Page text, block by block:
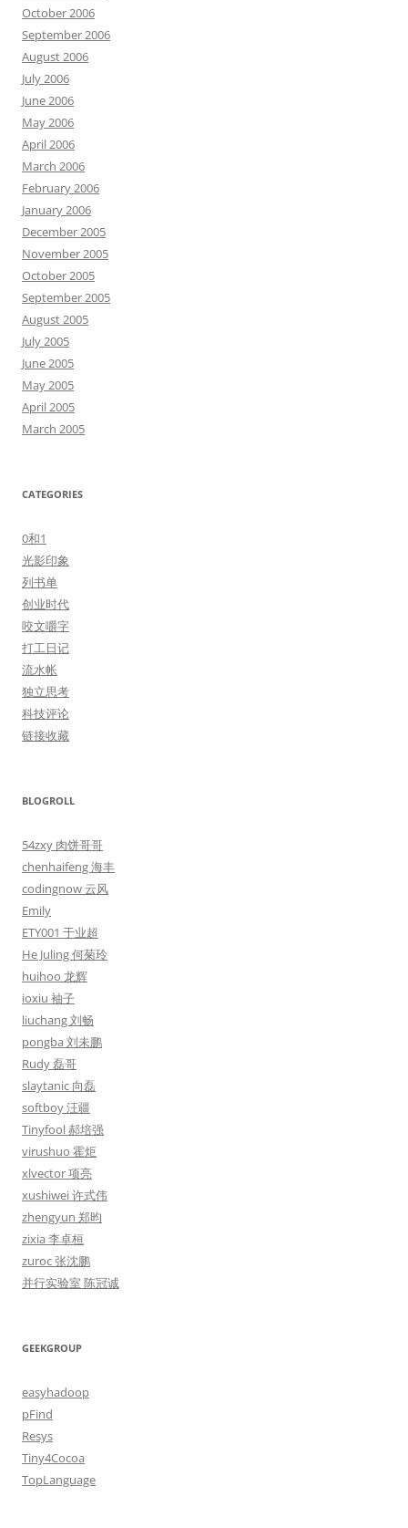
October 2006
September 2006
August 2006
July 2006
June 2006
May 2006
April 2006
March 2006
February 2006
January 2006
December 2005
November 2005
October 2005
September 2005
August 2005
July 2005
June 2005
May 2005
April 2005
March 2005
CATEGORIES
0和1
光影印象
列书单
创业时代
咬文嚼字
打工日记
流水帐
独立思考
科技评论
链接收藏
BLOGROLL
54zxy 肉饼哥哥
chenhaifeng 海丰
codingnow 云风
Emily
ETY001 于业超
He Juling 何菊玲
huihoo 龙辉
ioxiu 袖子
liuchang 刘畅
pongba 刘未鹏
Rudy 磊哥
slaytanic 向磊
softboy 汪疆
Tinyfool 郝培强
virushuo 霍炬
xlvector 项亮
xushiwei 许式伟
zhengyun 郑昀
zixia 李卓桓
zuroc 张沈鹏
并行实验室 陈冠诚
GEEKGROUP
easyhadoop
pFind
Resys
Tiny4Cocoa
TopLanguage